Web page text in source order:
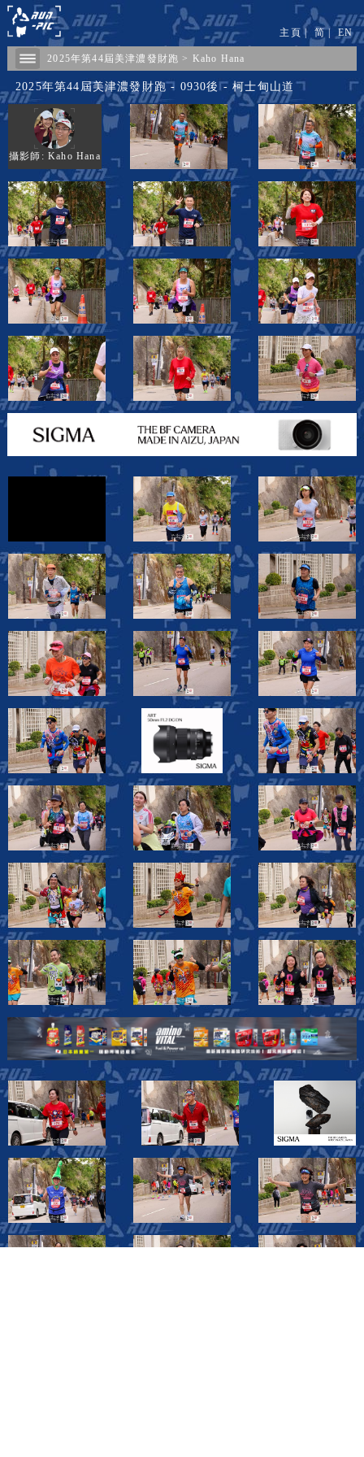
2025年第44屆美津濃發財跑 > Kaho Hana
主頁 | 简| EN
2025年第44屆美津濃發財跑 - 0930後 - 柯士甸山道
攝影師: Kaho Hana